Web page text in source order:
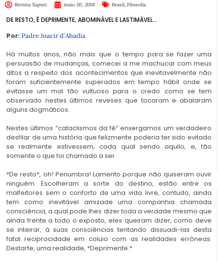
Revista Xapuri maio 20, 2018 Brasil, Filosofia
DE RESTO, É DEPRIMENTE, ABOMINÁVEL E LASTIMÁVEL…
Por: Padre Joacir d´Abadia
Há muitos anos, não mais que o tempo para se fazer uma
persuasão de mudanças, comecei a me machucar com meus
ditos a respeito dos acontecimentos que inevitavelmente não
foram suficientemente superados em tempo hábil onde se
evitasse um mal tão vultuoso para o credo como se tem
observado nestes últimos reveses que tocaram e abalaram
alguns dogmáticos.
Nestes últimos “cataclismos da fé” enxergamos um verdadeiro
desfilar de uma história que felizmente poderia ter sido evitado
se realmente estivessem, cada qual sendo aquilo, e, tão
somente o que foi chamado a ser.
*De resto*, oh! Penumbra! Lamento porque não quiseram ouvir
ninguém. Escolheram a sorte do destino, estão entre os
malfeitores sem o conforto de uma vida livre, contudo, ainda
tem como inevitável amizade uma companhia chamada
consciência, a qual pode lhes dizer toda a verdade mesmo que
ainda frente a todo o exposto, eles queiram dizer, como deve
se inteirar, à suas consciências tentando dissuadi-las desta
fatal reciprocidade em coluio com as realidades errôneas.
Destarte, uma realidade, *Deprimente.*